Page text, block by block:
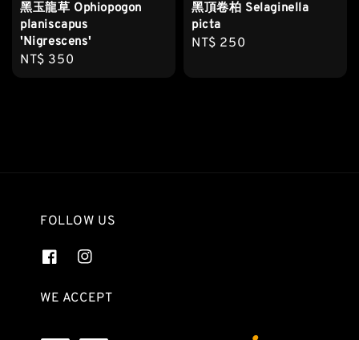
黑玉龍草 Ophiopogon
planiscapus
'Nigrescens'
Regular
NT$ 350
黑頂卷柏 Selaginella
picta
Regular
NT$ 250
FOLLOW US
WE ACCEPT